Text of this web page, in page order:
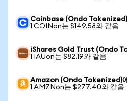
Coinbase (Ondo Tokenized)
1 COINon는 $149.58와 같음
iShares Gold Trust (Ondo
1 IAUon는 $82.19와 같음
Amazon (Ondo Tokenized)
1 AMZNon는 $277.40와 같음